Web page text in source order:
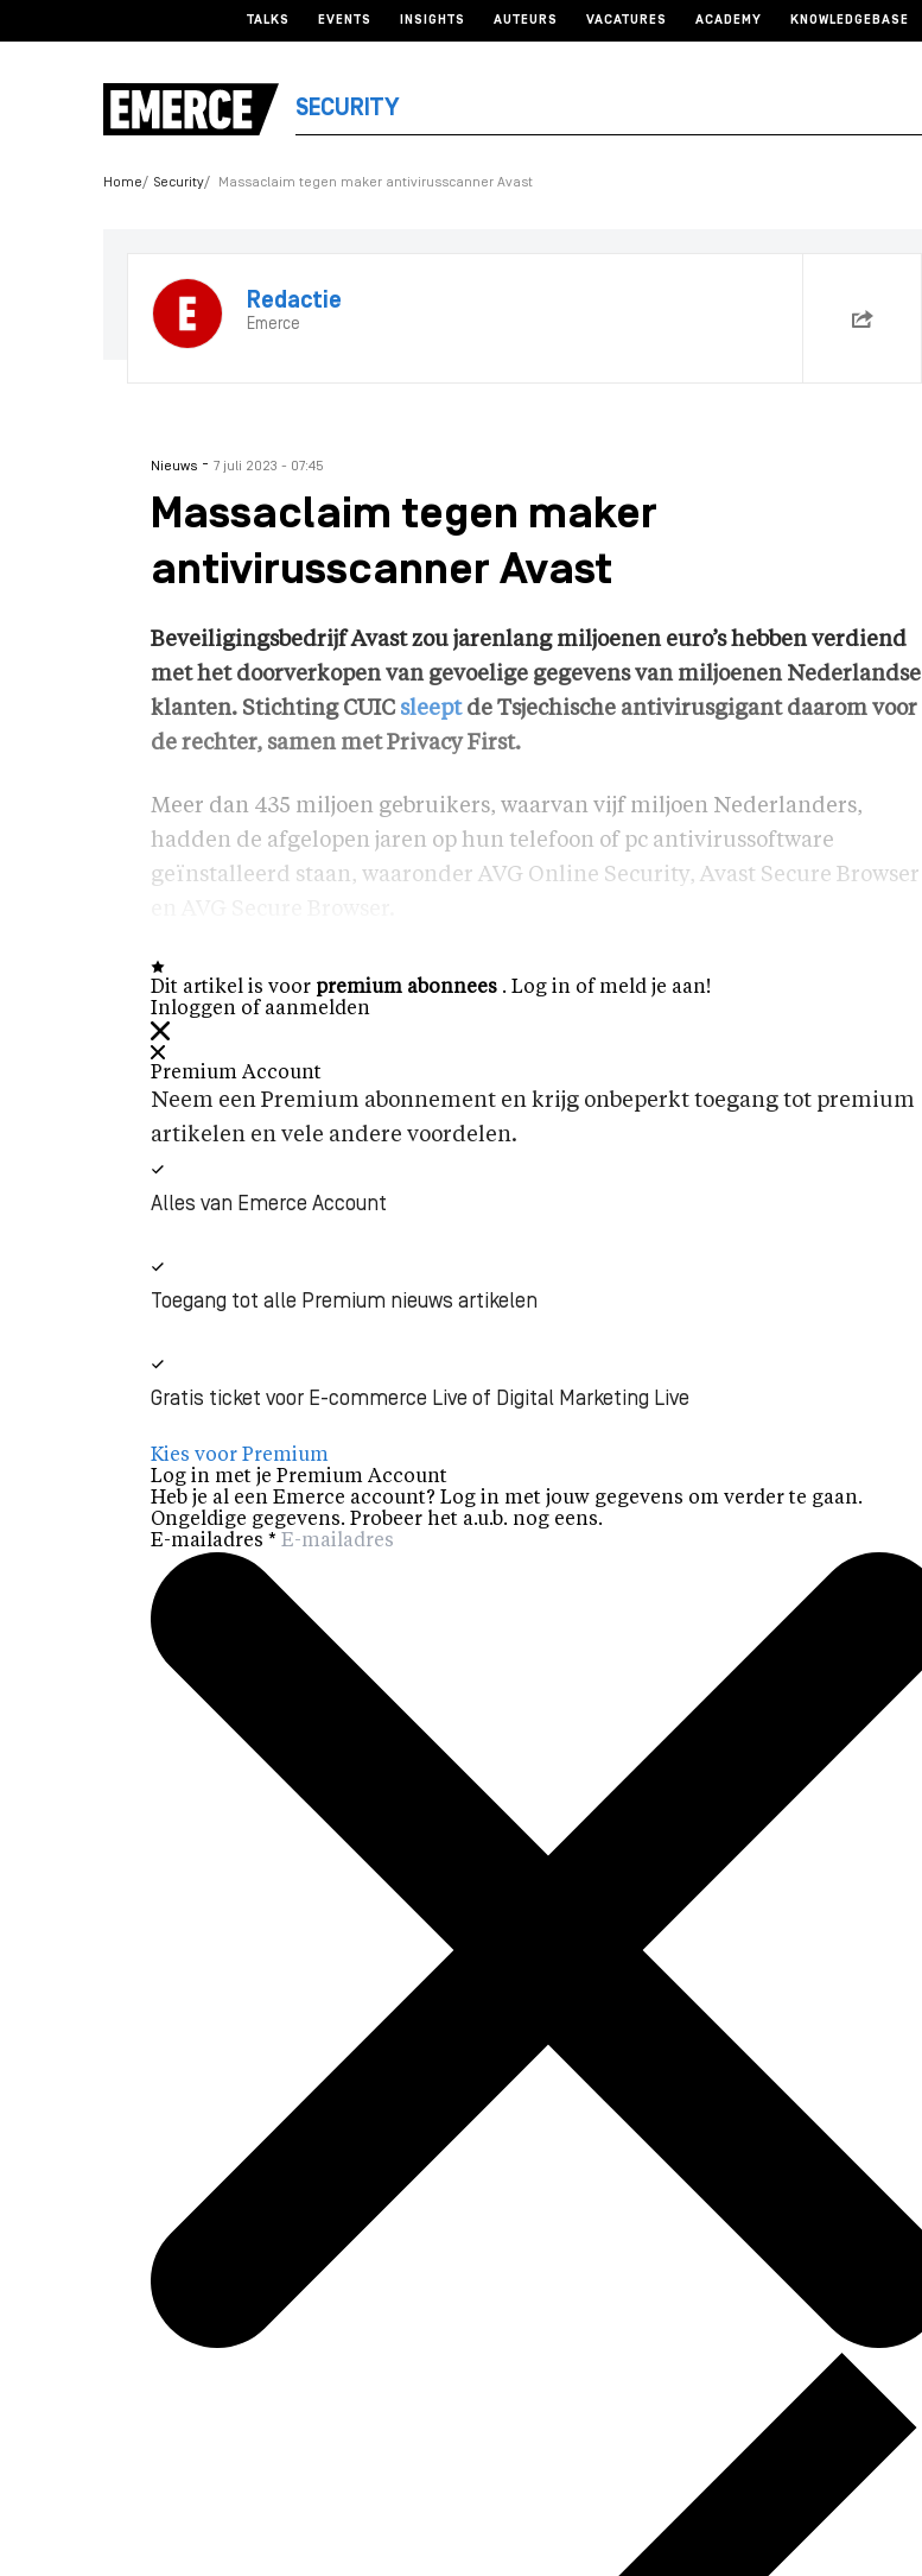
TALKS EVENTS INSIGHTS AUTEURS VACATURES ACADEMY KNOWLEDGEBASE
SECURITY
Home Security Massaclaim tegen maker antivirusscanner Avast
Redactie
Emerce
Nieuws - 7 juli 2023 - 07:45
Massaclaim tegen maker
antivirusscanner Avast
Beveiligingsbedrijf Avast zou jarenlang miljoenen euro’s hebben verdiend
met het doorverkopen van gevoelige gegevens van miljoenen Nederlandse
klanten. Stichting CUIC sleeptde Tsjechische antivirusgigant daarom voor
de rechter, samen met Privacy First.
Meer dan 435 miljoen gebruikers, waarvan vijf miljoen Nederlanders,
hadden de afgelopen jaren op hun telefoon of pc antivirussoftware
geïnstalleerd staan, waaronder AVG Online Security, Avast Secure Browser
Dit artikel is voor premium abonnees . Log in of meld je aan!
Inloggen of aanmelden
Premium Account
Neem een Premium abonnement en krijg onbeperkt toegang tot premium
artikelen en vele andere voordelen.
Alles van Emerce Account
Toegang tot alle Premium nieuws artikelen
Gratis ticket voor E-commerce Live of Digital Marketing Live
Kies voor Premium
Log in met je Premium Account
Heb je al een Emerce account? Log in met jouw gegevens om verder te gaan.
Ongeldige gegevens. Probeer het a.u.b. nog eens.
E-mailadres *